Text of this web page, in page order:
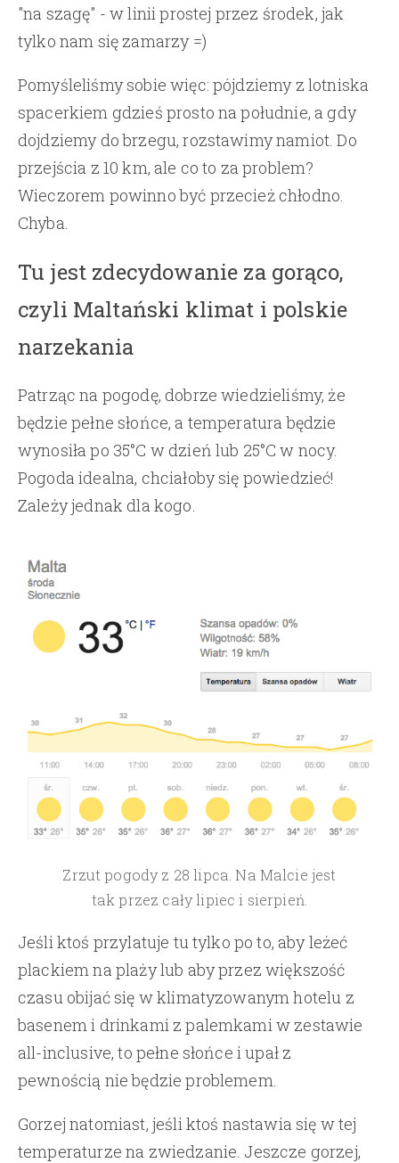
"na szagę" - w linii prostej przez środek, jak
tylko nam się zamarzy =)
Pomyśleliśmy sobie więc: pójdziemy z lotniska
spacerkiem gdzieś prosto na południe, a gdy
dojdziemy do brzegu, rozstawimy namiot. Do
przejścia z 10 km, ale co to za problem?
Wieczorem powinno być przecież chłodno.
Chyba.
Tu jest zdecydowanie za gorąco,
czyli Maltański klimat i polskie
narzekania
Patrząc na pogodę, dobrze wiedzieliśmy, że
będzie pełne słońce, a temperatura będzie
wynosiła po 35°C w dzień lub 25°C w nocy.
Pogoda idealna, chciałoby się powiedzieć!
Zależy jednak dla kogo.
Zrzut pogody z 28 lipca. Na Malcie jest
tak przez cały lipiec i sierpień.
Jeśli ktoś przylatuje tu tylko po to, aby leżeć
plackiem na plaży lub aby przez większość
czasu obijać się w klimatyzowanym hotelu z
basenem i drinkami z palemkami w zestawie
all-inclusive, to pełne słońce i upał z
pewnością nie będzie problemem.
Gorzej natomiast, jeśli ktoś nastawia się w tej
temperaturze na zwiedzanie. Jeszcze gorzej,